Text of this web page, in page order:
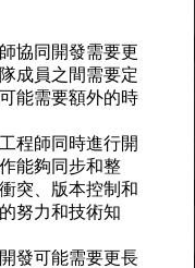
協同開發需要更
成員之間需要定
能需要額外的時
程師同時進行開
能夠同步和整
突、版本控制和
努力和技術知
發可能需要更長